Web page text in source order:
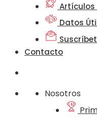
Artículos
Datos
Contacto
Nosotros